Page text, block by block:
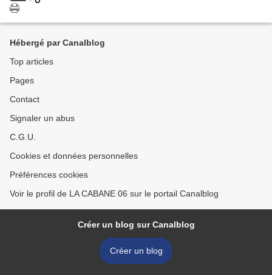
Hébergé par Canalblog
Top articles
Pages
Contact
Signaler un abus
C.G.U.
Cookies et données personnelles
Préférences cookies
Voir le profil de LA CABANE 06 sur le portail Canalblog
Créer un blog sur Canalblog
Créer un blog